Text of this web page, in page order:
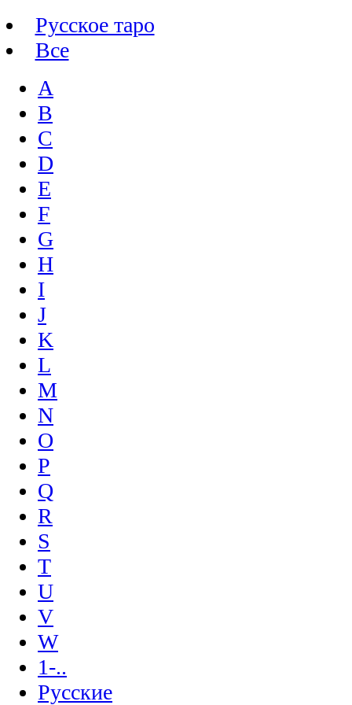
Русское таро
Все
A
B
C
D
E
F
G
H
I
J
K
L
M
N
O
P
Q
R
S
T
U
V
W
1-..
Русские